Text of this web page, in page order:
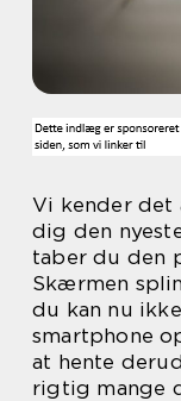
Vi kender det
dig den
taber du den
Skærmen
du kan nu
smartphone
at hente
rigtig mange